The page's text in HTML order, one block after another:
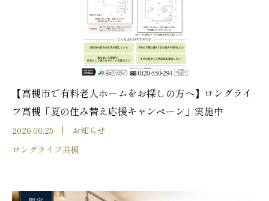
【高槻市で有料老人ホームをお探しの方へ】ロングライ
フ高槻「夏の住み替え応援キャンペーン」実施中
2026.06.25
お知らせ
ロングライフ高槻